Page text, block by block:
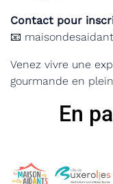
Contact pour
📧
Venez vivre une
gourmande en
En